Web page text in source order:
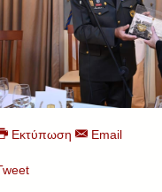
Εκτύπωση Email